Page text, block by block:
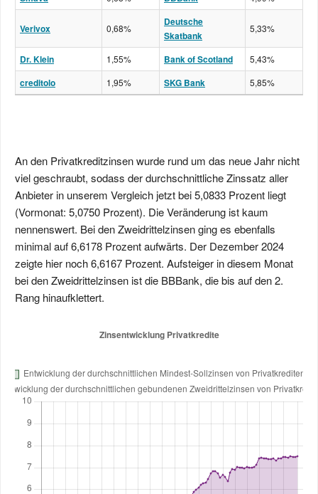
Verivox 0,68%
Deutsche
Skatbank
5,33%
Dr. Klein 1,55% Bank of Scotland 5,43%
creditolo 1,95% SKG Bank 5,85%
An den Privatkreditzinsen wurde rund um das neue Jahr nicht
viel geschraubt, sodass der durchschnittliche Zinssatz aller
Anbieter in unserem Vergleich jetzt bei 5,0833 Prozent liegt
(Vormonat: 5,0750 Prozent). Die Veränderung ist kaum
nennenswert. Bei den Zweidrittelzinsen ging es ebenfalls
minimal auf 6,6178 Prozent aufwärts. Der Dezember 2024
zeigte hier noch 6,6167 Prozent. Aufsteiger in diesem Monat
bei den Zweidrittelzinsen ist die BBBank, die bis auf den 2.
Rang hinaufklettert.